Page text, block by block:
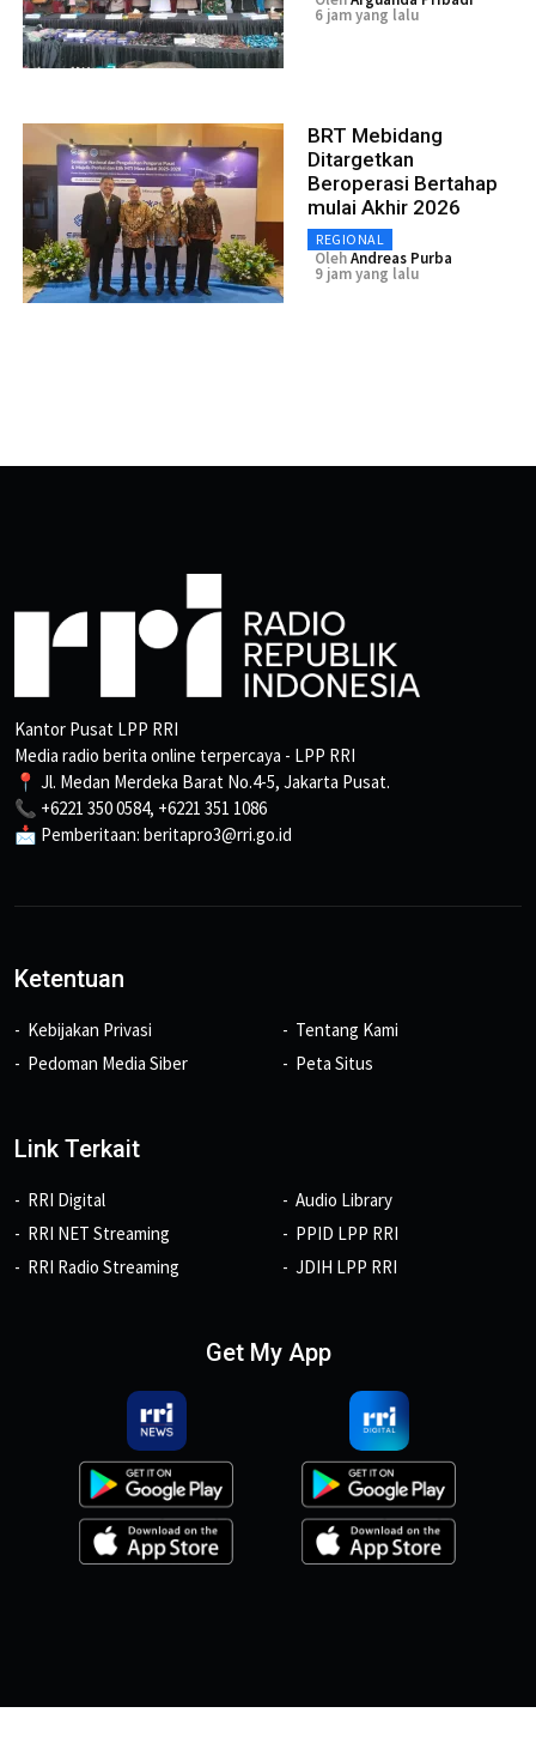
6 jam yang lalu
BRT Mebidang
Ditargetkan
Beroperasi Bertahap
mulai Akhir 2026
REGIONAL
OlehAndreas Purba
9 jam yang lalu
Kantor Pusat LPP RRI
Media radio berita online terpercaya - LPP RRI
📍 Jl. Medan Merdeka Barat No.4-5, Jakarta Pusat.
📞 +6221 350 0584, +6221 351 1086
📩 Pemberitaan: beritapro3@rri.go.id
Ketentuan
Kebijakan Privasi
Pedoman Media Siber
Tentang Kami
Peta Situs
Link Terkait
RRI Digital
RRI NET Streaming
RRI Radio Streaming
Audio Library
PPID LPP RRI
JDIH LPP RRI
Get My App